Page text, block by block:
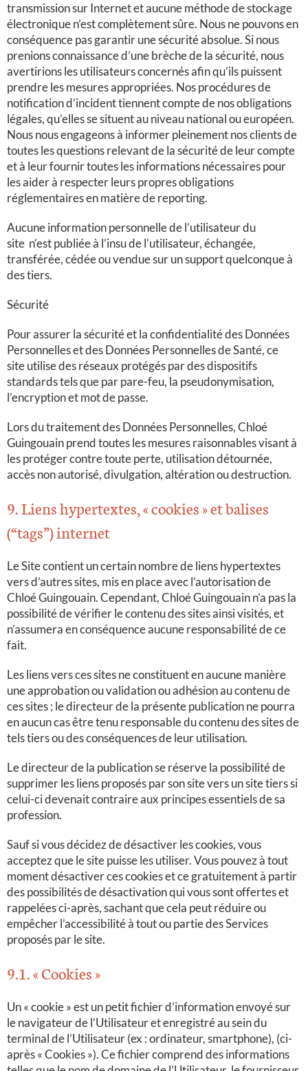
transmission sur Internet et aucune méthode de stockage
électronique n’est complètement sûre. Nous ne pouvons en
conséquence pas garantir une sécurité absolue. Si nous
prenions connaissance d’une brèche de la sécurité, nous
avertirions les utilisateurs concernés afin qu’ils puissent
prendre les mesures appropriées. Nos procédures de
notification d’incident tiennent compte de nos obligations
légales, qu’elles se situent au niveau national ou européen.
Nous nous engageons à informer pleinement nos clients de
toutes les questions relevant de la sécurité de leur compte
et à leur fournir toutes les informations nécessaires pour
les aider à respecter leurs propres obligations
réglementaires en matière de reporting.
Aucune information personnelle de l’utilisateur du
site n’est publiée à l’insu de l’utilisateur, échangée,
transférée, cédée ou vendue sur un support quelconque à
des tiers.
Sécurité
Pour assurer la sécurité et la confidentialité des Données
Personnelles et des Données Personnelles de Santé, ce
siteutilise des réseaux protégés par des dispositifs
standards tels que par pare-feu, la pseudonymisation,
l’encryption et mot de passe.
Lors du traitement des Données Personnelles, Chloé
Guingouain prend toutes les mesures raisonnables visant à
les protéger contre toute perte, utilisation détournée,
accès non autorisé, divulgation, altération ou destruction.
9. Liens hypertextes, « cookies » et balises
(“tags”) internet
Le Sitecontient un certain nombre de liens hypertextes
vers d’autres sites, mis en place avec l’autorisation de
Chloé Guingouain. Cependant, Chloé Guingouain n’a pas la
possibilité de vérifier le contenu des sites ainsi visités, et
n’assumera en conséquence aucune responsabilité de ce
fait.
Les liens vers ces sites ne constituent en aucune manière
une approbation ou validation ou adhésion au contenu de
ces sites ; le directeur de la présente publication ne pourra
en aucun cas être tenu responsable du contenu des sites de
tels tiers ou des conséquences de leur utilisation.
Le directeur de la publication se réserve la possibilité de
supprimer les liens proposés par son site vers un site tiers si
celui-ci devenait contraire aux principes essentiels de sa
profession.
Sauf si vous décidez de désactiver les cookies, vous
acceptez que le site puisse les utiliser. Vous pouvez à tout
moment désactiver ces cookies et ce gratuitement à partir
des possibilités de désactivation qui vous sont offertes et
rappelées ci-après, sachant que cela peut réduire ou
empêcher l’accessibilité à tout ou partie des Services
proposés par le site.
9.1. « Cookies »
Un « cookie » est un petit fichier d’information envoyé sur
le navigateur de l’Utilisateur et enregistré au sein du
terminal de l’Utilisateur (ex : ordinateur, smartphone), (ci-
après « Cookies »). Ce fichier comprend des informations